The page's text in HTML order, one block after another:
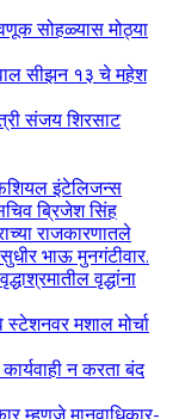
सोहळ्यास मोठ्या
सीझन १३ चे महेश
संजय शिरसाट
इंटेलिजन्स
ब्रिजेश सिंह
राजकारणातले
भाऊ मुनगंटीवार.
वृद्धांना
स्टेशनवर मशाल मोर्चा
न करता बंद